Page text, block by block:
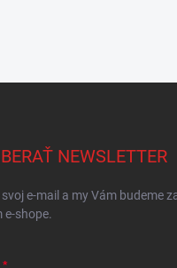
NEWSLETTER
e-mail a my Vám budeme
e-shope.